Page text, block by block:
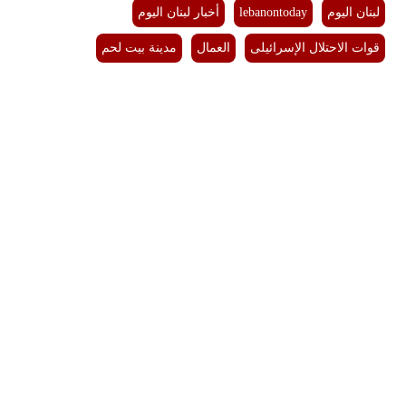
لبنان اليوم lebanontoday أخبار لبنان اليوم
قوات الاحتلال الإسرائيلى العمال مدينة بيت لحم